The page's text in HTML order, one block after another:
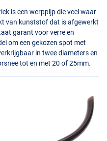
is een werppijp die veel waar
van kunststof dat is afgewerkt
garant voor verre en
om een gekozen spot met
in twee diameters en
tot en met 20 of 25mm.